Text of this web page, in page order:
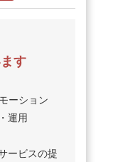
す
ーション
運用
ービスの提